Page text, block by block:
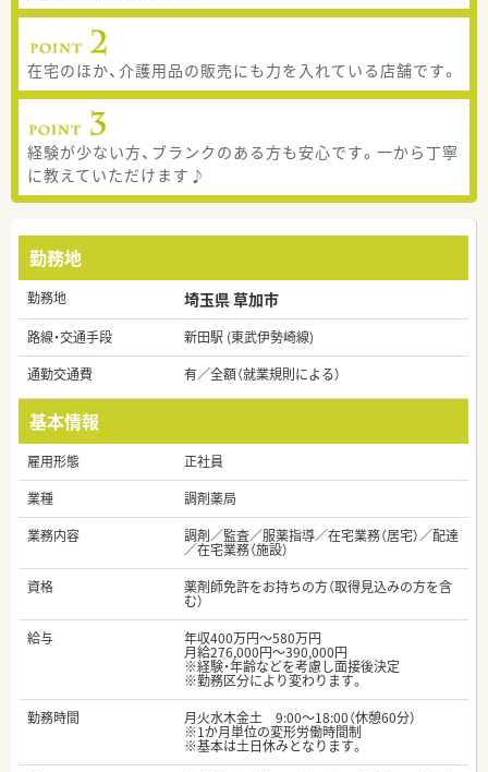
在宅のほか、介護用品の販売にも力を入れている店舗です。
経験が少ない方、ブランクのある方も安心です。一から丁寧
に教えていただけます♪
勤務地
勤務地 埼玉県 草加市
路線・交通手段
新田駅 (東武伊勢崎線)
通勤交通費
有／全額（就業規則による）
基本情報
雇用形態
正社員
業種
調剤薬局
業務内容
調剤／監査／服薬指導／在宅業務（居宅）／配達
／在宅業務（施設）
資格
薬剤師免許をお持ちの方（取得見込みの方を含
む）
給与
年収400万円～580万円
月給276,000円～390,000円
※経験・年齢などを考慮し面接後決定
※勤務区分により変わります。
勤務時間
月火水木金土 9:00～18:00（休憩60分）
※1か月単位の変形労働時間制
※基本は土日休みとなります。